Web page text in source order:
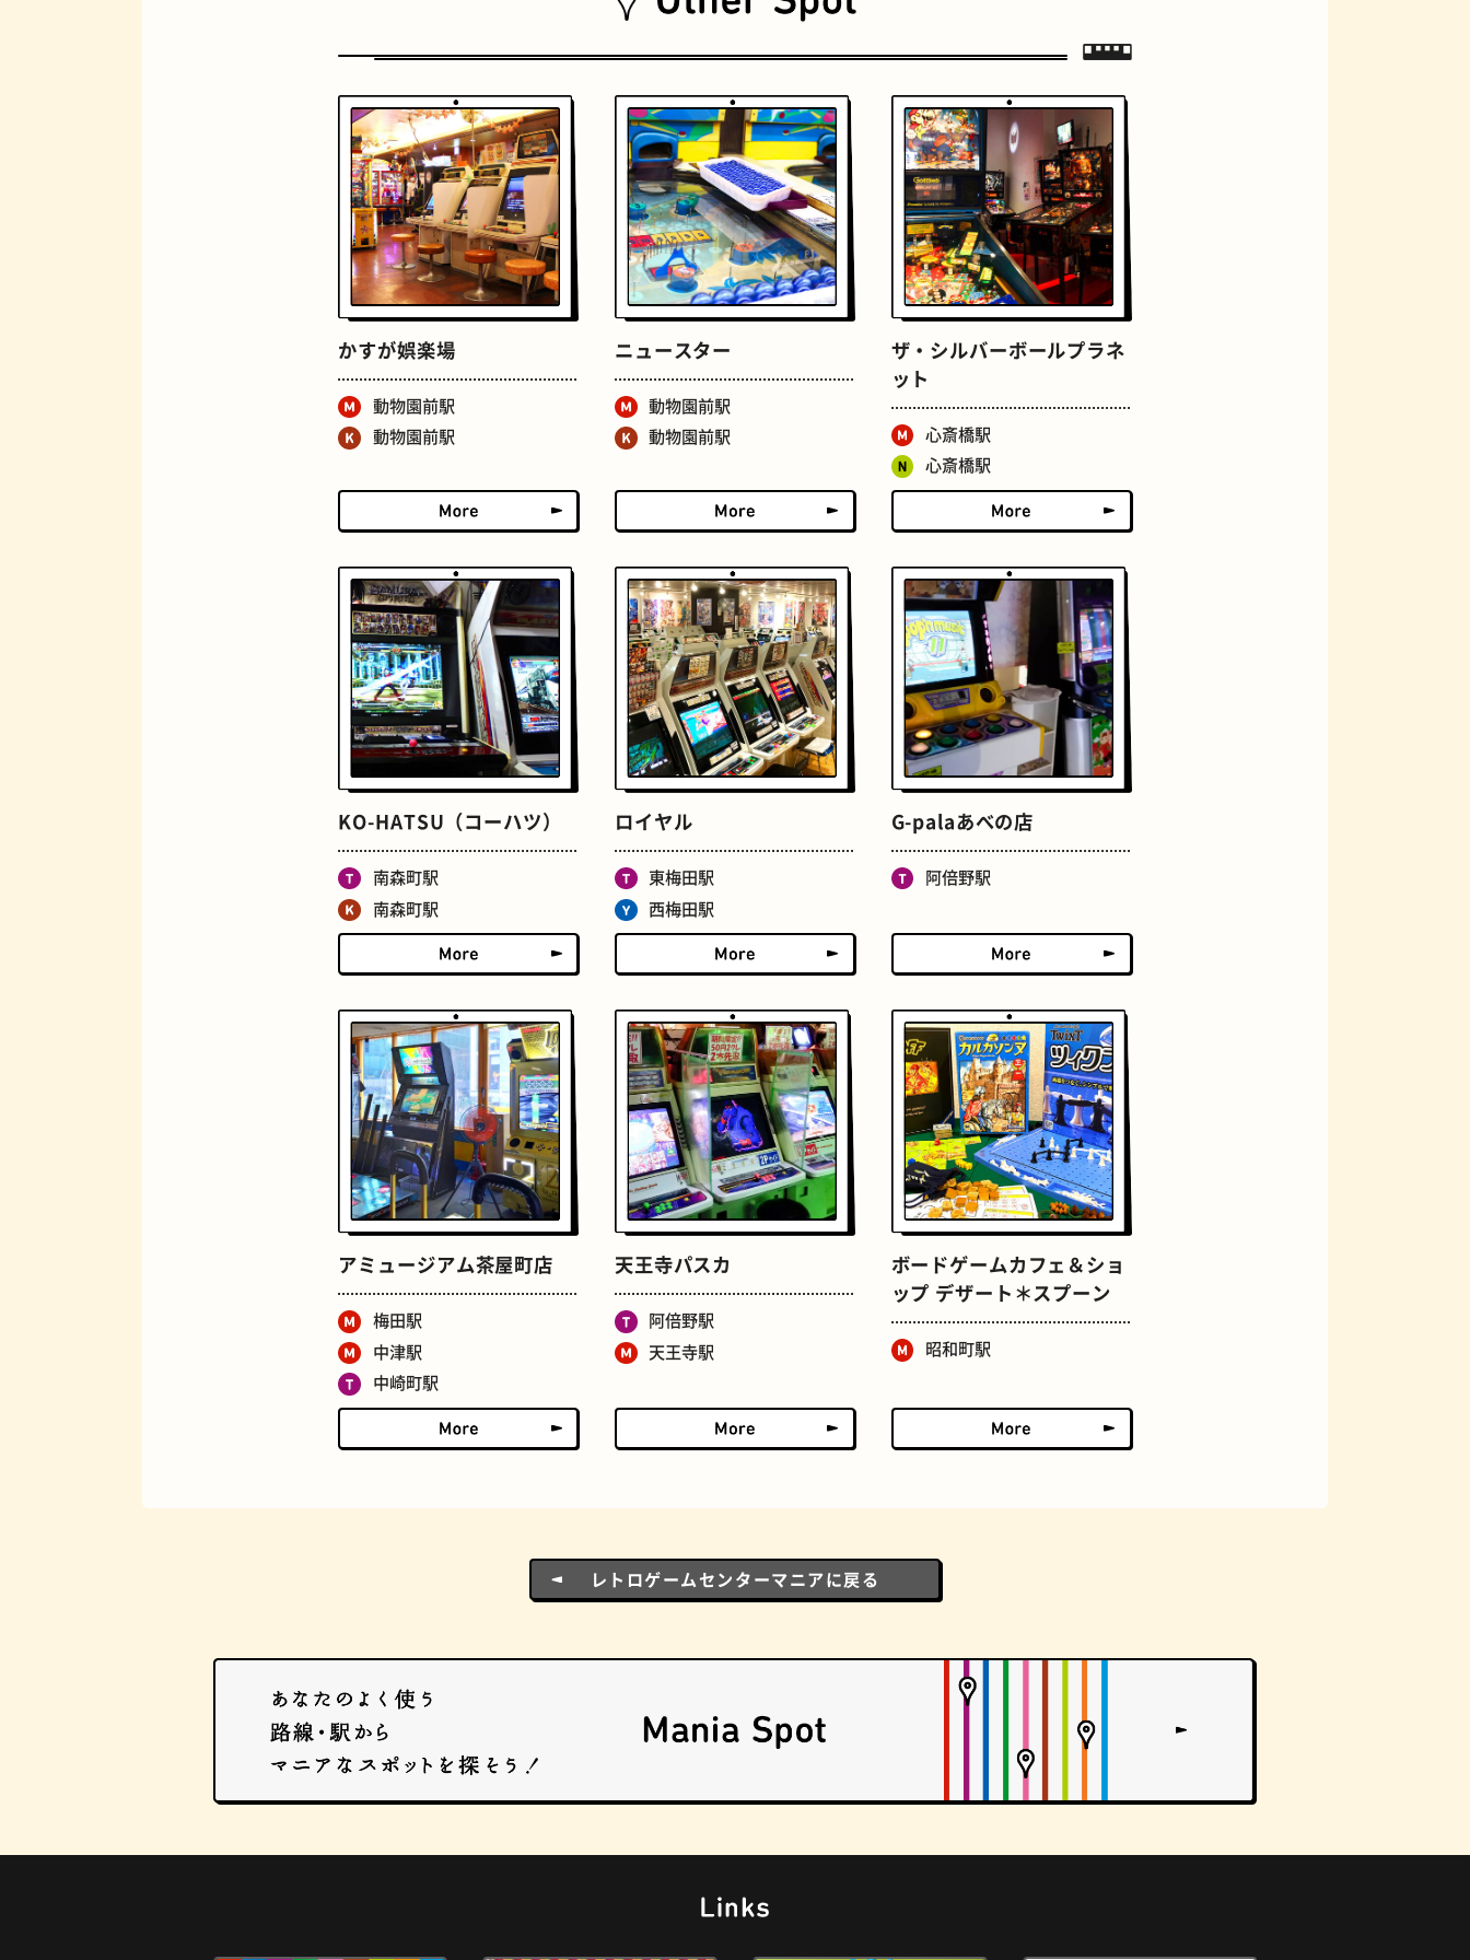
おいもスイーツ 文学碑 ジェラート
床 らせん階段
ロイヤルミルクティー せんべろ ストリートアート グラススイーツ
かすが娯楽場
動物園前駅
動物園前駅
ニュースター
動物園前駅
動物園前駅
ザ・シルバーボールプラネ
ット
心斎橋駅
心斎橋駅
KO-HATSU（コーハツ）
南森町駅
南森町駅
ロイヤル
東梅田駅
西梅田駅
G-palaあべの店
阿倍野駅
アミュージアム茶屋町店
梅田駅
中津駅
中崎町駅
天王寺パスカ
阿倍野駅
天王寺駅
ボードゲームカフェ＆ショ
ップ デザート＊スプーン
昭和町駅
レトロゲームセンターマニアに戻る